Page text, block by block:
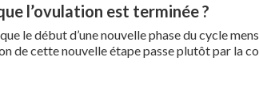
l’ovulation est terminée ?
le début d’une nouvelle phase du cycle
de cette nouvelle étape passe plutôt par la